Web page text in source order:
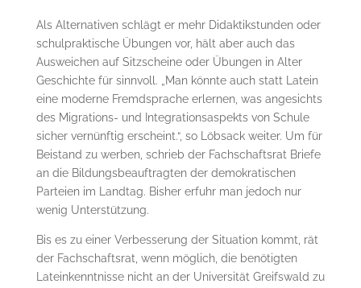
Als Alternativen schlägt er mehr Didaktikstunden oder
schulpraktische Übungen vor, hält aber auch das
Ausweichen auf Sitzscheine oder Übungen in Alter
Geschichte für sinnvoll. „Man könnte auch statt Latein
eine moderne Fremdsprache erlernen, was angesichts
des Migrations- und Integrationsaspekts von Schule
sicher vernünftig erscheint.“, so Löbsack weiter. Um für
Beistand zu werben, schrieb der Fachschaftsrat Briefe
an die Bil­dungs­be­auf­trag­ten der demokratischen
Parteien im Landtag. Bisher erfuhr man jedoch nur
wenig Unter­stüt­zung.
Bis es zu einer Verbesserung der Situation kommt, rät
der Fachschaftsrat, wenn möglich, die benötigten
Lateinkenntnisse nicht an der Universität Greifswald zu